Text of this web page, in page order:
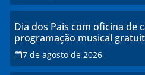
Dia dos Pais com oficina de
programação musical
Goiânia
7 de agosto de 2026